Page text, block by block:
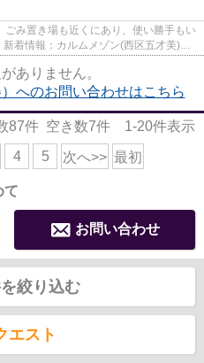
み置き場も近くにあり、使い勝手もい
着情報：カルムメゾン(西区五才美)の
ありません。
へのお問い合わせはこちら
87件 空き数7件 1-20件表示
4 5 次へ>> 最初
て
お問い合わせ
絞り込む
エスト